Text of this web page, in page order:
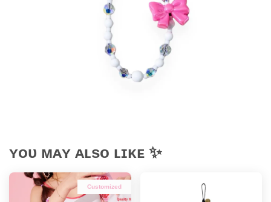
ʏᴏᴜ ᴍᴀʏ ᴀʟsᴏ ʟɪᴋᴇ ✨
Customized